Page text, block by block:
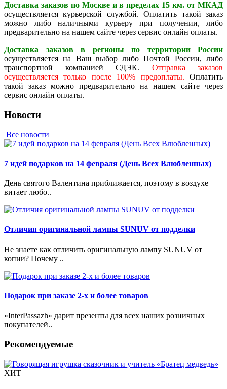
Доставка заказов по Москве и в пределах 15 км. от МКАД
осуществляется курьерской службой. Оплатить такой заказ
можно либо наличными курьеру при получении, либо
предварительно на нашем сайте через сервис онлайн оплаты.
Доставка заказов в регионы по территории России
осуществляется на Ваш выбор либо Почтой России, либо
транспортной компанией СДЭК. Отправка заказов
осуществляется только после 100% предоплаты. Оплатить
такой заказ можно предварительно на нашем сайте через
сервис онлайн оплаты.
Новости
Все новости
7 идей подарков на 14 февраля (День Всех Влюбленных)
День святого Валентина приближается, поэтому в воздухе
витает любо..
Отличия оригинальной лампы SUNUV от подделки
Не знаете как отличить оригинальную лампу SUNUV от
копии? Почему ..
Подарок при заказе 2-х и более товаров
«InterPassazh» дарит презенты для всех наших розничных
покупателей..
Рекомендуемые
ХИТ